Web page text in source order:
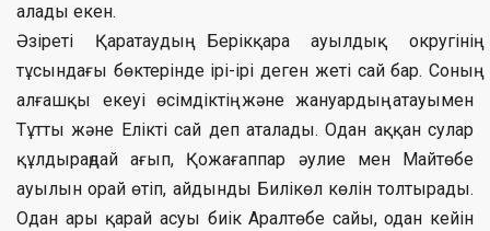
алады екен.
Әзіреті Қаратаудың Берікқара ауылдық округінің
тұсындағы бөктерінде ірі-ірі деген жеті сай бар. Соның
алғашқы екеуі өсімдіктің және жануардың атауымен
Тұтты және Елікті сай деп аталады. Одан аққан сулар
құлдыраңдай ағып, Қожағаппар әулие мен Майтөбе
ауылын орай өтіп, айдынды Билікөл көлін толтырады.
Одан ары қарай асуы биік Аралтөбе сайы, одан кейін